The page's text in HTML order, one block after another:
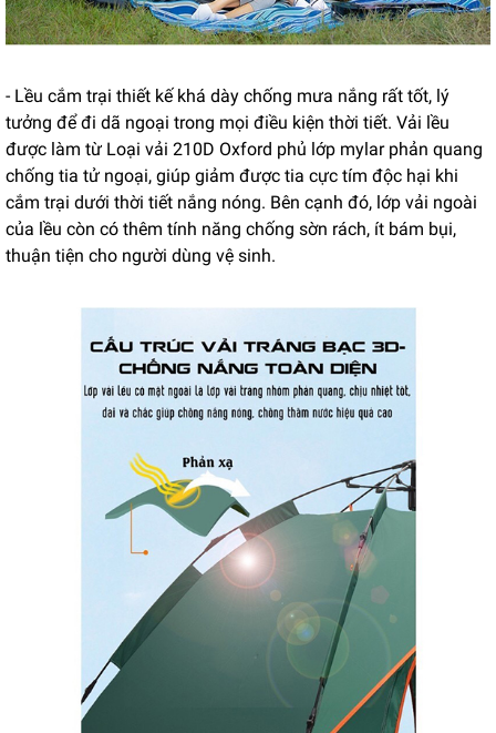
- Lều cắm trại thiết kế khá dày chống mưa nắng rất tốt, lý
tưởng để đi dã ngoại trong mọi điều kiện thời tiết. Vải lều
được làm từ Loại vải 210D Oxford phủ lớp mylar phản quang
chống tia tử ngoại, giúp giảm được tia cực tím độc hại khi
cắm trại dưới thời tiết nắng nóng. Bên cạnh đó, lớp vải ngoài
của lều còn có thêm tính năng chống sờn rách, ít bám bụi,
thuận tiện cho người dùng vệ sinh.